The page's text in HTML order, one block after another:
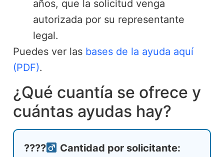
años, que la solicitud venga
autorizada por su representante
legal.
Puedes ver las bases de la ayuda aquí
(PDF).
¿Qué cuantía se ofrece y
cuántas ayudas hay?
????‍
Cantidad por solicitante: